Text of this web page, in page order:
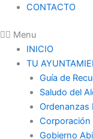
CONTACTO
Menu
INICIO
TU
Guía de
Saludo del
Ordenanzas
Corporación
Gobierno